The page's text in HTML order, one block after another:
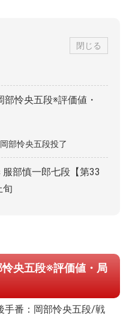
閉じる
怜央五段※評価値・
部怜央五段投了
部慎一郎七段【第33
旬
央五段※評価値・局
手番：岡部怜央五段/戦